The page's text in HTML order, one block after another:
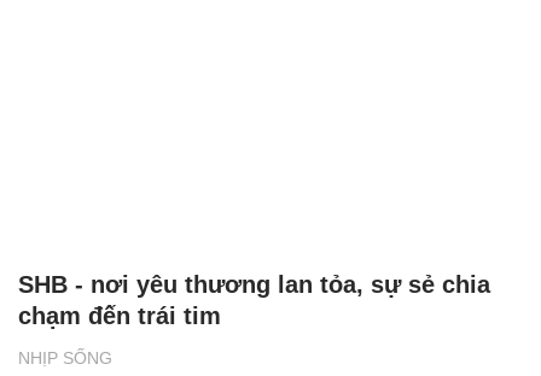
NHỊP SỐNG
SHB - nơi yêu thương lan tỏa, sự sẻ chia
chạm đến trái tim